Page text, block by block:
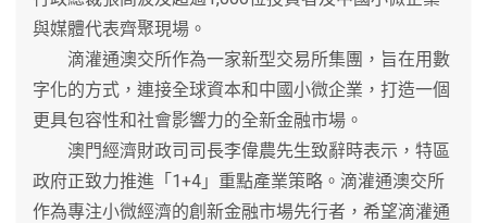
與媒體代表齊聚現場。
滴灌通澳交所作為一家新型交易所集團，旨在用數
字化的方式，連接全球資本和中國小微企業，打造一個
更具包容性和社會影響力的全新金融市場。
澳門經濟財政司司長李偉農先生致辭時表示，特區
政府正致力推進「1+4」重點產業策略。滴灌通澳交所
作為專注小微經濟的創新金融市場先行者，希望滴灌通